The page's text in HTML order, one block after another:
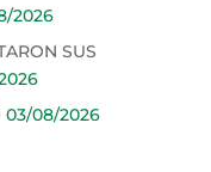
2026
SUS
03/08/2026